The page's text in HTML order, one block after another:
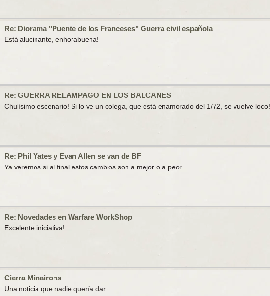
Re: Diorama "Puente de los Franceses" Guerra civil española
Está alucinante, enhorabuena!
Re: GUERRA RELAMPAGO EN LOS BALCANES
Chulísimo escenario! Si lo ve un colega, que está enamorado del 1/72, se vuelve loco!
Re: Phil Yates y Evan Allen se van de BF
Ya veremos si al final estos cambios son a mejor o a peor
Re: Novedades en Warfare WorkShop
Excelente iniciativa!
Cierra Minairons
Una noticia que nadie quería dar...